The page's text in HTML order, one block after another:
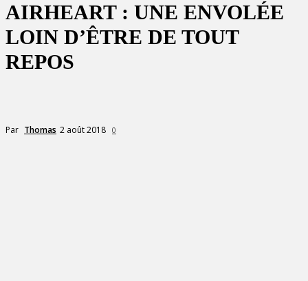
AIRHEART : UNE ENVOLÉE
LOIN D’ÊTRE DE TOUT
REPOS
Par Thomas 2 août 2018 0